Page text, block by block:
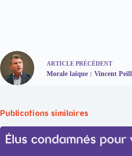
ARTICLE PRÉCÉDENT
Morale laïque : Vincent
Publications similaires